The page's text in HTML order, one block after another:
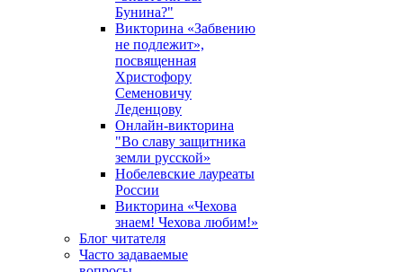
Бунина?"
Викторина «Забвению
не подлежит»,
посвященная
Христофору
Семеновичу
Леденцову
Онлайн-викторина
"Во славу защитника
земли русской»
Нобелевские лауреаты
России
Викторина «Чехова
знаем! Чехова любим!»
Блог читателя
Часто задаваемые